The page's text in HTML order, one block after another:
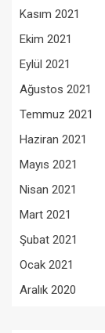
Kasım 2021
Ekim 2021
Eylül 2021
Ağustos 2021
Temmuz 2021
Haziran 2021
Mayıs 2021
Nisan 2021
Mart 2021
Şubat 2021
Ocak 2021
Aralık 2020